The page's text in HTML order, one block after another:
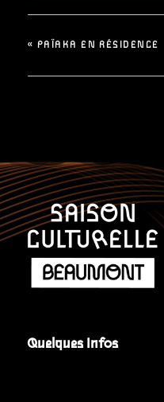
« PAÏAKA EN RÉSIDENCE
Quelques Infos